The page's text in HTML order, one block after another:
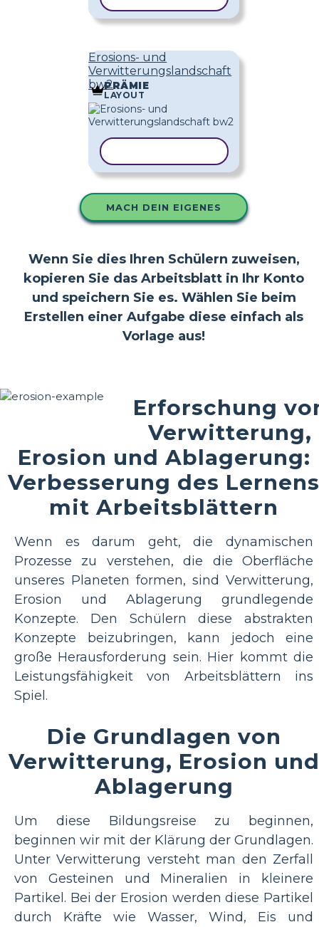
Erosions- und
Verwitterungslandschaft
bw2PRÄMIE
LAYOUT
MACH DEIN EIGENES
Wenn Sie dies Ihren Schülern zuweisen,
kopieren Sie das Arbeitsblatt in Ihr Konto
und speichern Sie es. Wählen Sie beim
Erstellen einer Aufgabe diese einfach als
Vorlage aus!
Erforschung
Verwitterung,
Erosion und Ablagerung:
Verbesserung des Lernens
mit Arbeitsblättern
Wenn es darum geht, die dynamischen
Prozesse zu verstehen, die die Oberfläche
unseres Planeten formen, sind Verwitterung,
Erosion und Ablagerung grundlegende
Konzepte. Den Schülern diese abstrakten
Konzepte beizubringen, kann jedoch eine
große Herausforderung sein. Hier kommt die
Leistungsfähigkeit von Arbeitsblättern ins
Spiel.
Die Grundlagen von
Verwitterung, Erosion und
Ablagerung
Um diese Bildungsreise zu beginnen,
beginnen wir mit der Klärung der Grundlagen.
Unter Verwitterung versteht man den Zerfall
von Gesteinen und Mineralien in kleinere
Partikel. Bei der Erosion werden diese Partikel
durch Kräfte wie Wasser, Wind, Eis und